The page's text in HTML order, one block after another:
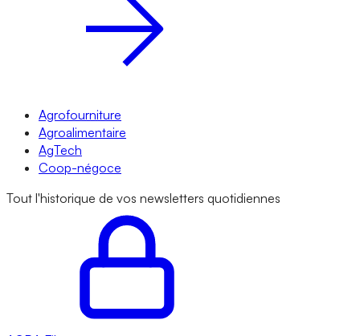
Agrofourniture
Agroalimentaire
AgTech
Coop-négoce
Tout l'historique de vos newsletters quotidiennes